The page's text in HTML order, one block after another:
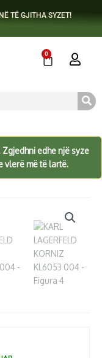
TË GJITHA SYZET!
0
Cart
Zgjedhni edhe një syze
vlerë më të lartë.